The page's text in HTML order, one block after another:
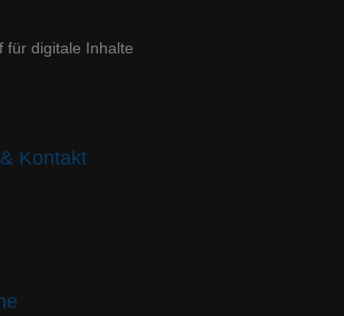
für digitale Inhalte
Kontakt